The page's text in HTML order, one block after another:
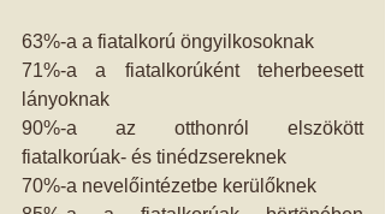
63%-a a fiatalkorú öngyilkosoknak
71%-a a fiatalkorúként teherbeesett
lányoknak
90%-a az otthonról elszökött
fiatalkorúak- és tinédzsereknek
70%-a nevelőintézetbe kerülőknek